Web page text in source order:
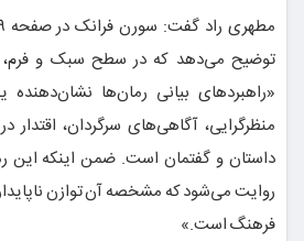
توضیح می‌دهد که در سطح سبک و فرم،
«راهبردهای بیانی رمان‌ها
منظرگرایی، آگاهی‌های سرگردان، اقتدار
داستان و گفتمان است. ضمن اینکه این
روایت می‌شود که مشخصه آن توازن
فرهنگ است.»